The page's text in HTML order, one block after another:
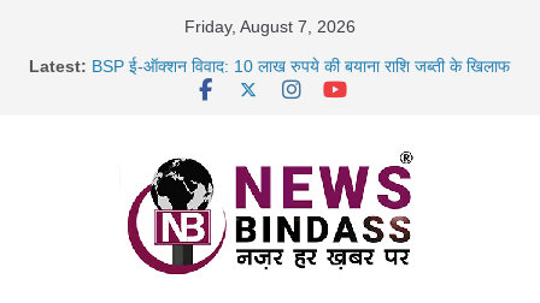
Friday, August 7, 2026
Latest: BSP ई-ऑक्शन विवाद: 10 लाख रुपये की बयाना राशि जब्ती के खिलाफ
साइबर ठगी पर दुर्ग पुलिस का बड़ा एक्शन: 13 म्यूल बैंक खाताधारक
गिरफ्तार